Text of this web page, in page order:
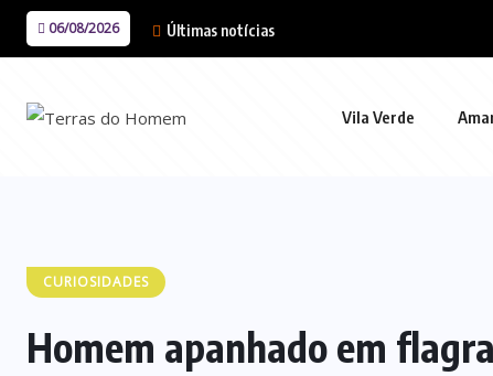
06/08/2026 Últimas notícias
Vila Verde
CURIOSIDADES
Homem apanhado em